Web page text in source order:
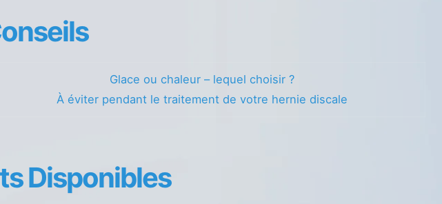
Glace ou chaleur – lequel choisir ?
À éviter pendant le traitement de votre hernie discale
Disponibles